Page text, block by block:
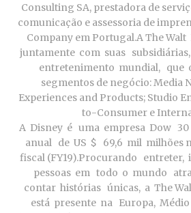
Consulting SA, prestadora de
comunicação e assessoria de
Company em Portugal.A The
juntamente com suas
entretenimento mundial, que
segmentos de negócio: Media
Experiences and Products; Studio
to-Consumer e
A Disney é uma empresa Dow
anual de US $ 69,6 mil milhões
fiscal (FY19).Procurando
pessoas em todo o mundo
contar histórias únicas, a The
está presente na Europa,